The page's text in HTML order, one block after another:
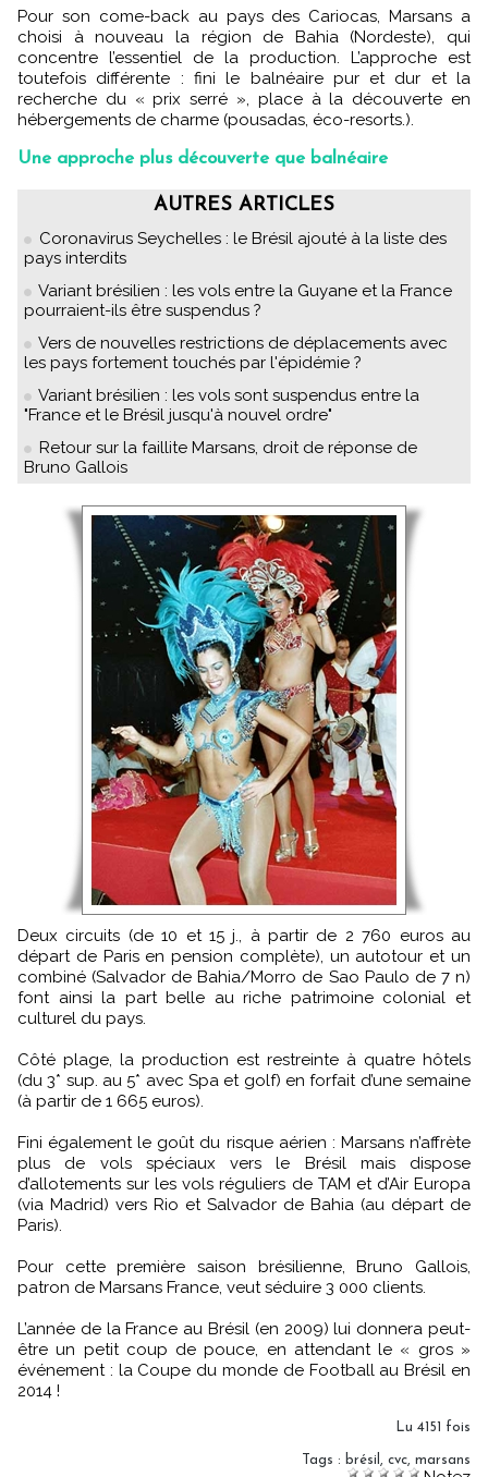
Pour son come-back au pays des Cariocas, Marsans a
choisi à nouveau la région de Bahia (Nordeste), qui
concentre l’essentiel de la production. L’approche est
toutefois différente : fini le balnéaire pur et dur et la
recherche du « prix serré », place à la découverte en
hébergements de charme (pousadas, éco-resorts.).
Une approche plus découverte que balnéaire
AUTRES ARTICLES
Coronavirus Seychelles : le Brésil ajouté à la liste des
pays interdits
Variant brésilien : les vols entre la Guyane et la France
pourraient-ils être suspendus ?
Vers de nouvelles restrictions de déplacements avec
les pays fortement touchés par l'épidémie ?
Variant brésilien : les vols sont suspendus entre la
"France et le Brésil jusqu'à nouvel ordre"
Retour sur la faillite Marsans, droit de réponse de
Bruno Gallois
Deux circuits (de 10 et 15 j., à partir de 2 760 euros au
départ de Paris en pension complète), un autotour et un
combiné (Salvador de Bahia/Morro de Sao Paulo de 7 n)
font ainsi la part belle au riche patrimoine colonial et
culturel du pays.
Côté plage, la production est restreinte à quatre hôtels
(du 3* sup. au 5* avec Spa et golf) en forfait d’une semaine
(à partir de 1 665 euros).
Fini également le goût du risque aérien : Marsans n’affrète
plus de vols spéciaux vers le Brésil mais dispose
d’allotements sur les vols réguliers de TAM et d’Air Europa
(via Madrid) vers Rio et Salvador de Bahia (au départ de
Paris).
Pour cette première saison brésilienne, Bruno Gallois,
patron de Marsans France, veut séduire 3 000 clients.
L’année de la France au Brésil (en 2009) lui donnera peut-
être un petit coup de pouce, en attendant le « gros »
événement : la Coupe du monde de Football au Brésil en
2014 !
Lu 4151 fois
Tags : brésil , cvc, marsans